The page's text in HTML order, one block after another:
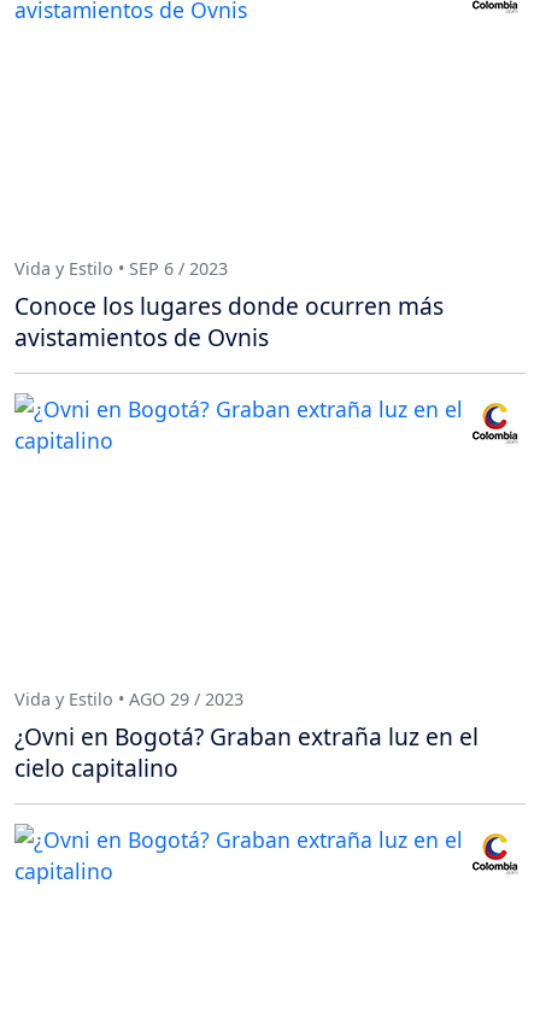
Vida y Estilo • SEP 6 / 2023
Conoce los lugares donde ocurren más
avistamientos de Ovnis
Vida y Estilo • AGO 29 / 2023
¿Ovni en Bogotá? Graban extraña luz en el
cielo capitalino